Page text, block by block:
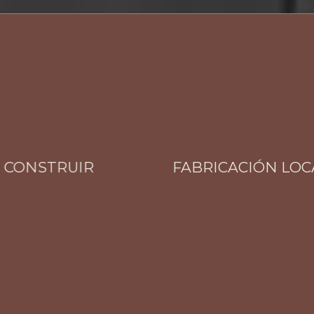
FABRICACIÓN LOCAL